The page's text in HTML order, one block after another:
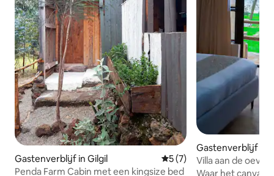
Gastenverblijf in Gilgil Gemiddelde beoordeling
5 (7)
Penda Farm Cabin met een kingsize bed
Gastenverblijf in
Villa aan de
Waar het canvas